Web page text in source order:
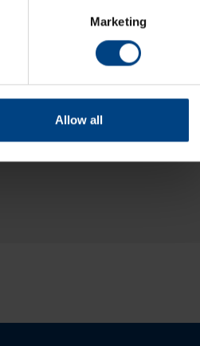
Marketing
Allow all